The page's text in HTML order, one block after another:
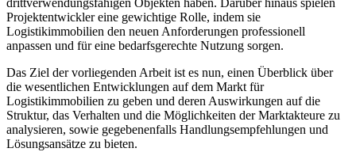
drittverwendungsfähigen Objekten haben. Darüber hinaus spielen
Projektentwickler eine gewichtige Rolle, indem sie
Logistikimmobilien den neuen Anforderungen professionell
anpassen und für eine bedarfsgerechte Nutzung sorgen.
Das Ziel der vorliegenden Arbeit ist es nun, einen Überblick über
die wesentlichen Entwicklungen auf dem Markt für
Logistikimmobilien zu geben und deren Auswirkungen auf die
Struktur, das Verhalten und die Möglichkeiten der Marktakteure zu
analysieren, sowie gegebenenfalls Handlungsempfehlungen und
Lösungsansätze zu bieten.